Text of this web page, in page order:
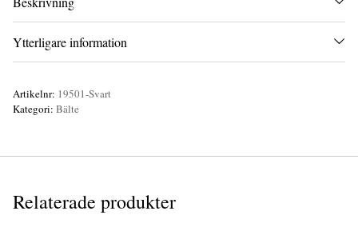
Ytterligare information
Artikelnr: 19501-Svart
Kategori: Bälte
Relaterade produkter